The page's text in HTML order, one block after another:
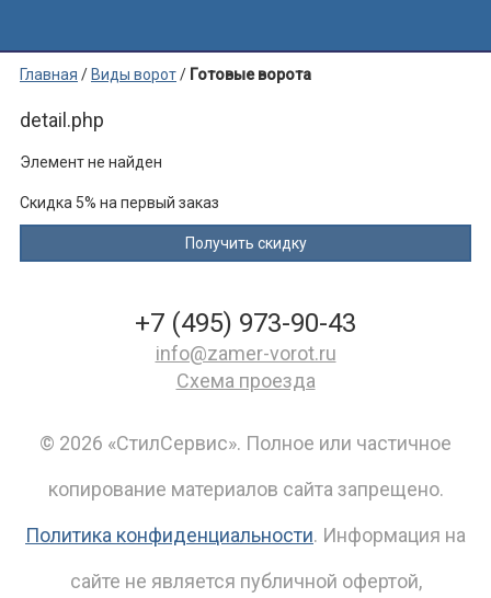
Главная / Виды ворот/ Готовые ворота
detail.php
Элемент не найден
Скидка 5% на первый заказ
+7 (495) 973-90-43
info@zamer-vorot.ru
Схема проезда
© 2026 «СтилСервис». Полное или частичное
копирование материалов сайта запрещено.
Политика конфиденциальности. Информация на
сайте не является публичной офертой,